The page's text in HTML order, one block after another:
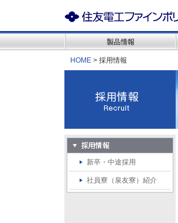
HOME > 採用情報
新卒・中途採用
社員寮（泉友寮）紹介